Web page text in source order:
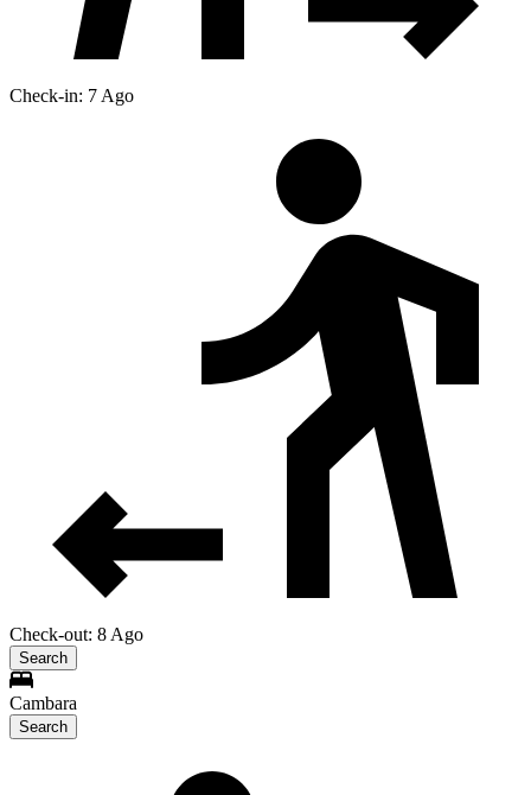
Check-in: 7 Ago
Check-out: 8 Ago
Search
Cambara
Search